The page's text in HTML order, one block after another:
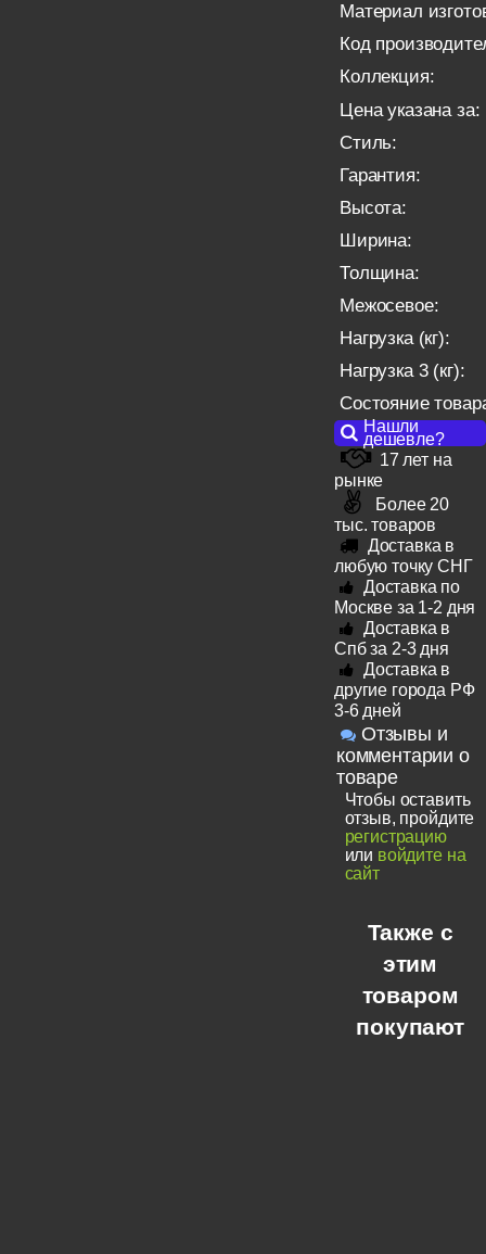
Материал
Код
Коллекция:
Цена указана за:
Стиль:
Гарантия:
Высота:
Ширина:
Толщина:
Межосевое:
Нагрузка (кг):
Нагрузка 3 (кг):
Состояние
Нашли
дешевле?
17 лет на
рынке
Более 20
тыс. товаров
Доставка в
любую точку СНГ
Доставка по
Москве за 1-2 дня
Доставка в
Спб за 2-3 дня
Доставка в
другие города РФ
3-6 дней
Отзывы и
комментарии о
товаре
Чтобы оставить
отзыв, пройдите
регистрацию
или войдите на
сайт
Также с
этим
товаром
покупают